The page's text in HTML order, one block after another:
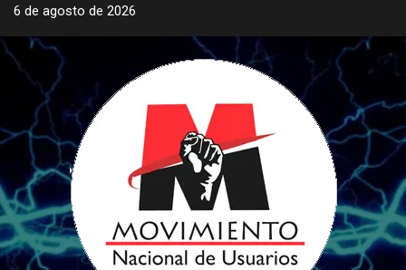
Saltar
contenido
6 de agosto de 2026